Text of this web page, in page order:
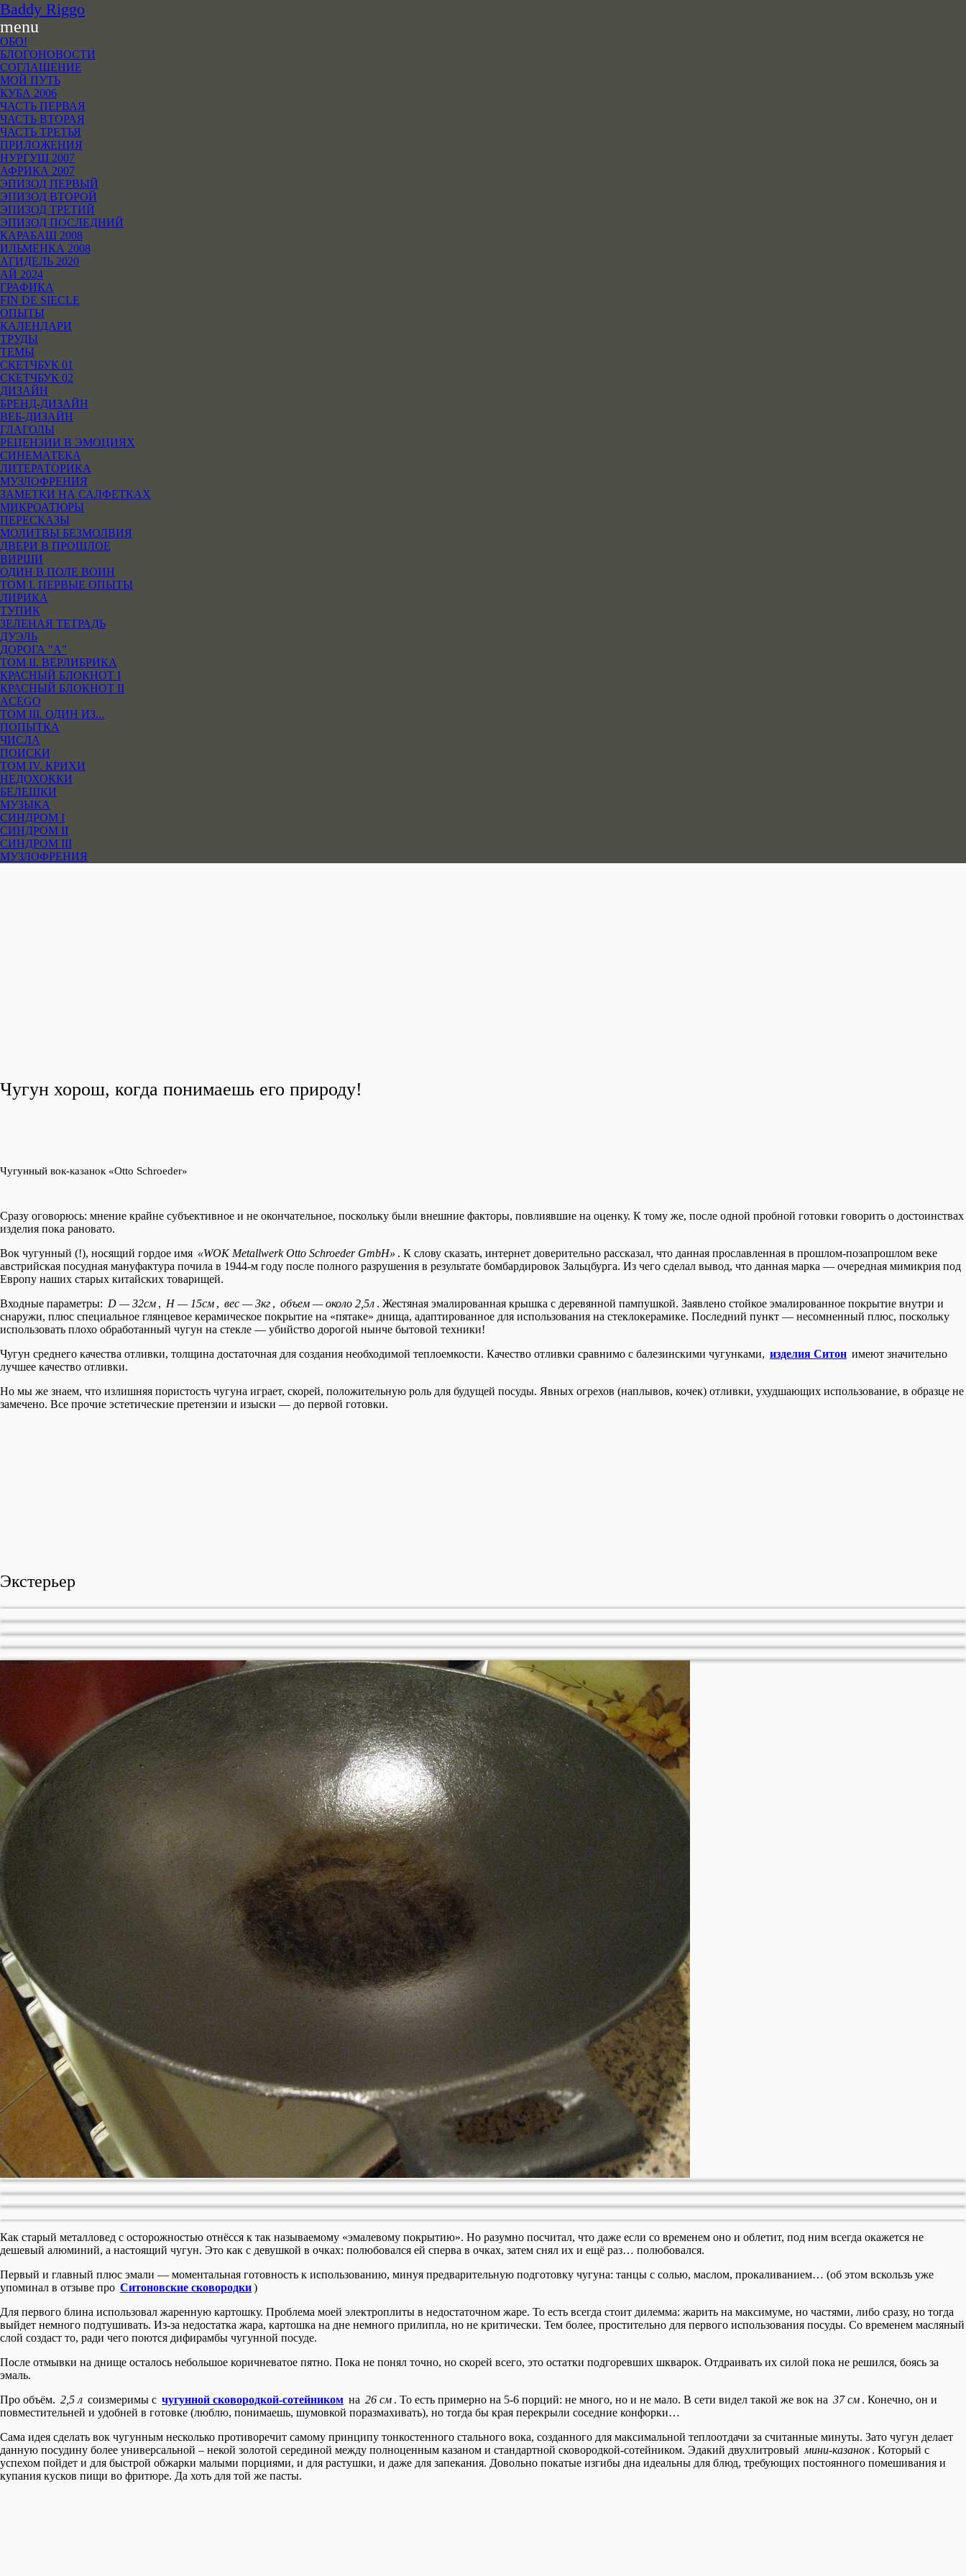
Baddy Riggo
menu
ОБО!
БЛОГОНОВОСТИ
СОГЛАШЕНИЕ
МОЙ ПУТЬ
КУБА 2006
ЧАСТЬ ПЕРВАЯ
ЧАСТЬ ВТОРАЯ
ЧАСТЬ ТРЕТЬЯ
ПРИЛОЖЕНИЯ
НУРГУШ 2007
АФРИКА 2007
ЭПИЗОД ПЕРВЫЙ
ЭПИЗОД ВТОРОЙ
ЭПИЗОД ТРЕТИЙ
ЭПИЗОД ПОСЛЕДНИЙ
КАРАБАШ 2008
ИЛЬМЕНКА 2008
АГИДЕЛЬ 2020
АЙ 2024
ГРАФИКА
FIN DE SIECLE
ОПЫТЫ
КАЛЕНДАРИ
ТРУДЫ
ТЕМЫ
СКЕТЧБУК 01
СКЕТЧБУК 02
ДИЗАЙН
БРЕНД-ДИЗАЙН
ВЕБ-ДИЗАЙН
ГЛАГОЛЫ
РЕЦЕНЗИИ В ЭМОЦИЯХ
СИНЕМАТЕКА
ЛИТЕРАТОРИКА
МУЗЛОФРЕНИЯ
ЗАМЕТКИ НА САЛФЕТКАХ
МИКРОАТЮРЫ
ПЕРЕСКАЗЫ
МОЛИТВЫ БЕЗМОЛВИЯ
ДВЕРИ В ПРОШЛОЕ
ВИРШИ
ОДИН В ПОЛЕ ВОИН
ТОМ I. ПЕРВЫЕ ОПЫТЫ
ЛИРИКА
ТУПИК
ЗЕЛЕНАЯ ТЕТРАДЬ
ДУЭЛЬ
ДОРОГА "А"
ТОМ II. ВЕРЛИБРИКА
КРАСНЫЙ БЛОКНОТ I
КРАСНЫЙ БЛОКНОТ II
ACEGO
ТОМ III. ОДИН ИЗ...
ПОПЫТКА
ЧИСЛА
ПОИСКИ
ТОМ IV. КРИХИ
НЕДОХОККИ
БЕЛЕШКИ
МУЗЫКА
СИНДРОМ I
СИНДРОМ II
СИНДРОМ III
МУЗЛОФРЕНИЯ
Чугун хорош, когда понимаешь его природу!
Чугунный вок-казанок «Otto Schroeder»
Сразу оговорюсь: мнение крайне субъективное и не окончательное, поскольку были внешние факторы, повлиявшие на оценку. К тому же, после одной пробной готовки говорить о достоинствах
изделия пока рановато.
Вок чугунный (!), носящий гордое имя «WOK Metallwerk Otto Schroeder GmbH» . К слову сказать, интернет доверительно рассказал, что данная прославленная в прошлом-позапрошлом веке
австрийская посудная мануфактура почила в 1944-м году после полного разрушения в результате бомбардировок Зальцбурга. Из чего сделал вывод, что данная марка — очередная мимикрия под
Европу наших старых китайских товарищей.
Входные параметры: D — 32см , H — 15см , вес — 3кг , объем — около 2,5л . Жестяная эмалированная крышка с деревянной пампушкой. Заявлено стойкое эмалированное покрытие внутри и
снаружи, плюс специальное глянцевое керамическое покрытие на «пятаке» днища, адаптированное для использования на стеклокерамике. Последний пункт — несомненный плюс, поскольку
использовать плохо обработанный чугун на стекле — убийство дорогой нынче бытовой техники!
Чугун среднего качества отливки, толщина достаточная для создания необходимой теплоемкости. Качество отливки сравнимо с балезинскими чугунками, изделия Ситон имеют значительно
лучшее качество отливки.
Но мы же знаем, что излишняя пористость чугуна играет, скорей, положительную роль для будущей посуды. Явных огрехов (наплывов, кочек) отливки, ухудшающих использование, в образце не
замечено. Все прочие эстетические претензии и изыски — до первой готовки.
Экстерьер
Как старый металловед с осторожностью отнёсся к так называемому «эмалевому покрытию». Но разумно посчитал, что даже если со временем оно и облетит, под ним всегда окажется не
дешевый алюминий, а настоящий чугун. Это как с девушкой в очках: полюбовался ей сперва в очках, затем снял их и ещё раз… полюбовался.
Первый и главный плюс эмали — моментальная готовность к использованию, минуя предварительную подготовку чугуна: танцы с солью, маслом, прокаливанием… (об этом вскользь уже
упоминал в отзыве про Ситоновские сковородки)
Для первого блина использовал жаренную картошку. Проблема моей электроплиты в недостаточном жаре. То есть всегда стоит дилемма: жарить на максимуме, но частями, либо сразу, но тогда
выйдет немного подтушивать. Из-за недостатка жара, картошка на дне немного прилипла, но не критически. Тем более, простительно для первого использования посуды. Со временем масляный
слой создаст то, ради чего поются дифирамбы чугунной посуде.
После отмывки на днище осталось небольшое коричневатое пятно. Пока не понял точно, но скорей всего, это остатки подгоревших шкварок. Отдраивать их силой пока не решился, боясь за
эмаль.
Про объём. 2,5 л соизмеримы с чугунной сковородкой-сотейником на 26 см . То есть примерно на 5-6 порций: не много, но и не мало. В сети видел такой же вок на 37 см . Конечно, он и
повместительней и удобней в готовке (люблю, понимаешь, шумовкой поразмахивать), но тогда бы края перекрыли соседние конфорки…
Сама идея сделать вок чугунным несколько противоречит самому принципу тонкостенного стального вока, созданного для максимальной теплоотдачи за считанные минуты. Зато чугун делает
данную посудину более универсальной – некой золотой серединой между полноценным казаном и стандартной сковородкой-сотейником. Эдакий двухлитровый мини-казанок . Который с
успехом пойдет и для быстрой обжарки малыми порциями, и для растушки, и даже для запекания. Довольно покатые изгибы дна идеальны для блюд, требующих постоянного помешивания и
купания кусков пищи во фритюре. Да хоть для той же пасты.